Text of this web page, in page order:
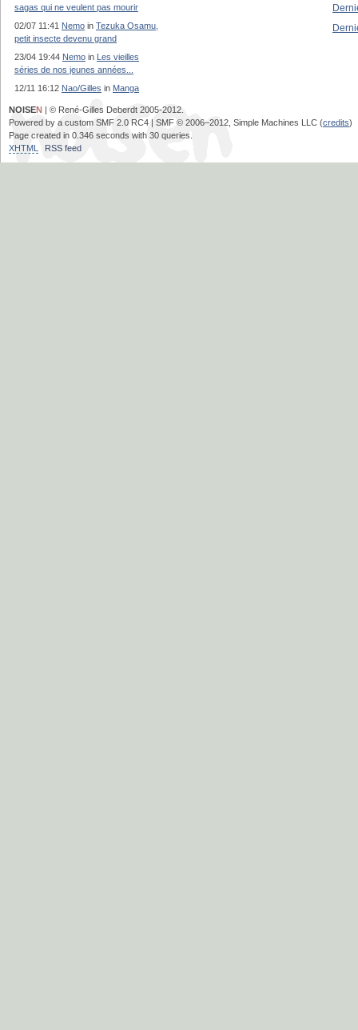
sagas qui ne veulent pas mourir
02/07 11:41 Nemo in Tezuka Osamu,
petit insecte devenu grand
23/04 19:44 Nemo in Les vieilles
séries de nos jeunes années...
12/11 16:12 Nao/Gilles in Manga
NOISEN | © René-Gilles Deberdt 2005-2012.
Powered by a custom SMF 2.0 RC4 | SMF © 2006–2012, Simple Machines LLC (credits)
Page created in 0.346 seconds with 30 queries.
XHTML
RSS feed